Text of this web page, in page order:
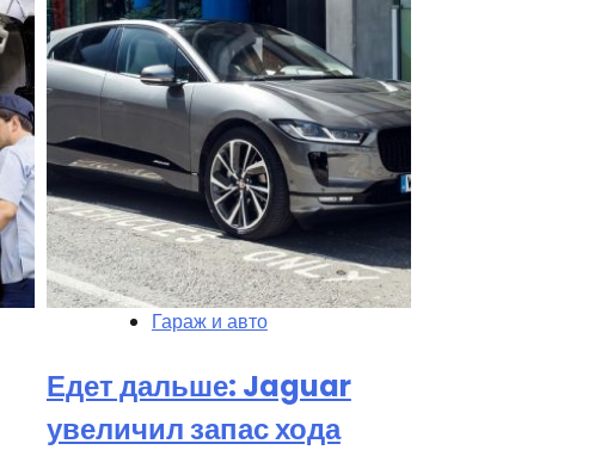
Гараж и авто
Едет дальше: Jaguar
увеличил запас хода